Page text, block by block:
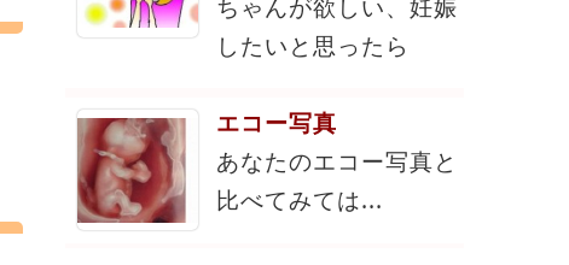
ちゃんが欲しい、妊娠
したいと思ったら
エコー写真
あなたのエコー写真と
比べてみては...